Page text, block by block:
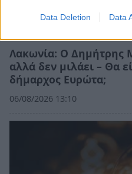
Data Deletion Data
Λακωνία: Ο Δημήτρης
αλλά δεν μιλάει – Θα
δήμαρχος Ευρώτα;
06/08/2026 13:10